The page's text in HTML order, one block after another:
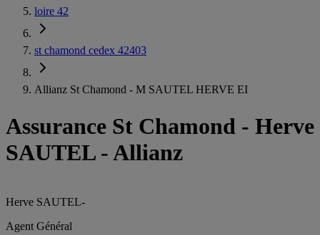
loire 42
st chamond cedex 42403
Allianz St Chamond - M SAUTEL HERVE EI
Assurance St Chamond - Herve
SAUTEL - Allianz
Herve SAUTEL-
Agent Général